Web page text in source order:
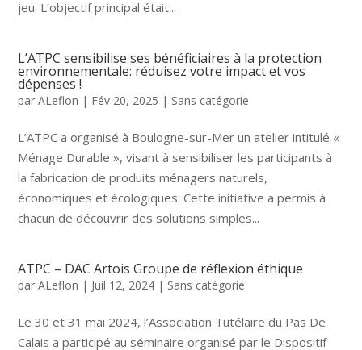
jeu. L’objectif principal était...
L’ATPC sensibilise ses bénéficiaires à la protection
environnementale: réduisez votre impact et vos
dépenses !
parALeflon | Fév 20, 2025 | Sans catégorie
L’ATPC a organisé à Boulogne-sur-Mer un atelier intitulé «
Ménage Durable », visant à sensibiliser les participants à
la fabrication de produits ménagers naturels,
économiques et écologiques. Cette initiative a permis à
chacun de découvrir des solutions simples...
ATPC – DAC Artois Groupe de réflexion éthique
parALeflon | Juil 12, 2024 | Sans catégorie
Le 30 et 31 mai 2024, l’Association Tutélaire du Pas De
Calais a participé au séminaire organisé par le Dispositif